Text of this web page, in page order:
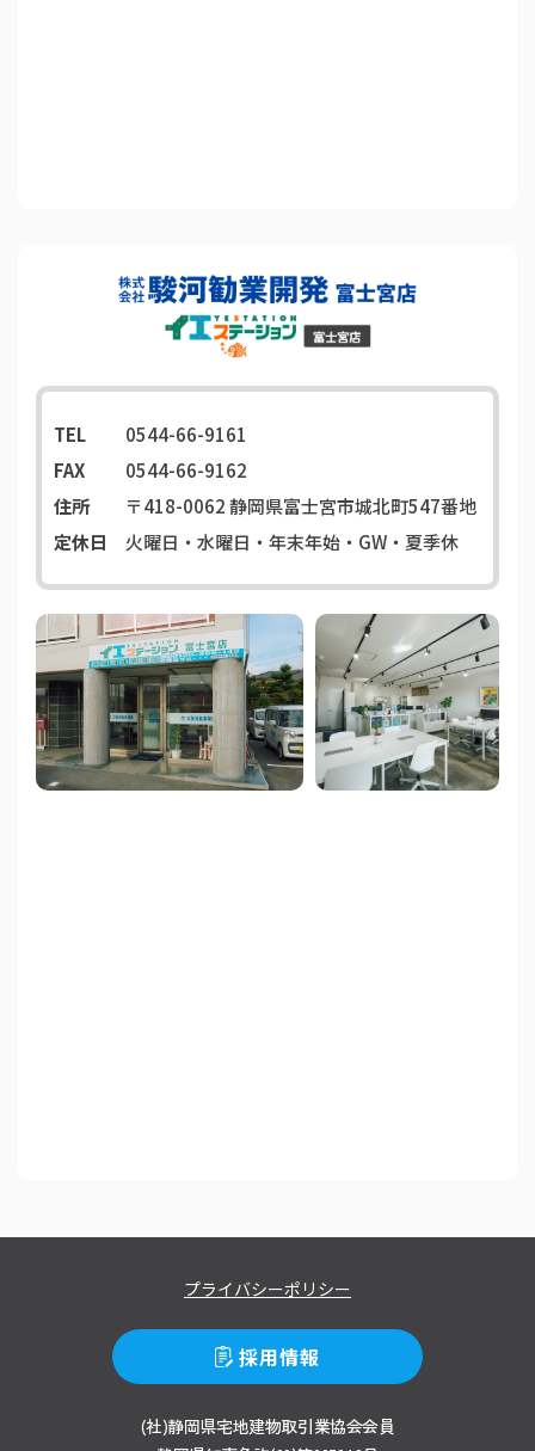
TEL
0544-66-9161
FAX
0544-66-9162
住所
〒418-0062静岡県富士宮市城北町547番地
定休日
火曜日・水曜日・年末年始・GW・夏季休
(社)静岡県宅地建物取引業協会会員
プライバシーポリシー
採用情報